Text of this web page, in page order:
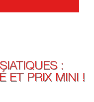
:
ET PRIX MINI !